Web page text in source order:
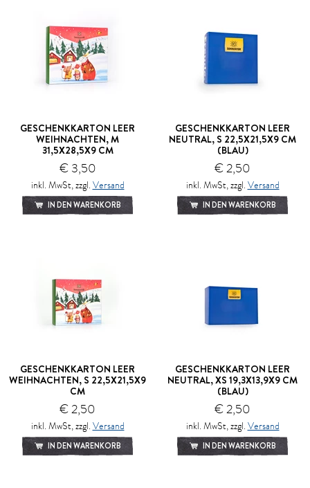
GESCHENKKARTON LEER
WEIHNACHTEN, M
31,5X28,5X9 CM
€ 3,50
inkl. MwSt, zzgl. Versand
IN DEN WARENKORB
GESCHENKKARTON LEER
NEUTRAL, S 22,5X21,5X9 CM
(BLAU)
€ 2,50
inkl. MwSt, zzgl. Versand
IN DEN WARENKORB
GESCHENKKARTON LEER
WEIHNACHTEN, S 22,5X21,5X9
CM
€ 2,50
inkl. MwSt, zzgl. Versand
IN DEN WARENKORB
GESCHENKKARTON LEER
NEUTRAL, XS 19,3X13,9X9 CM
(BLAU)
€ 2,50
inkl. MwSt, zzgl. Versand
IN DEN WARENKORB